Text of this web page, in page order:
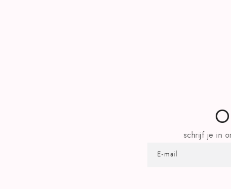
schrijf je in
E‑mail